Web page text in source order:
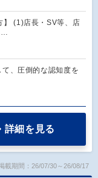
】 (1)店長・SV等、店
、圧倒的な認知度を
詳細を見る
載期間：26/07/30～26/08/17